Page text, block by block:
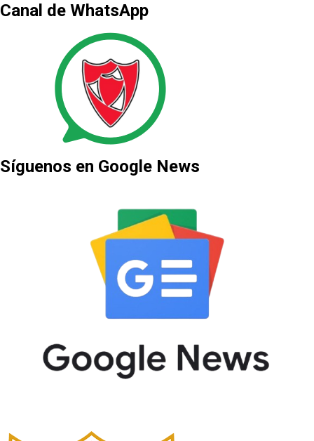
Canal de WhatsApp
Síguenos en Google News